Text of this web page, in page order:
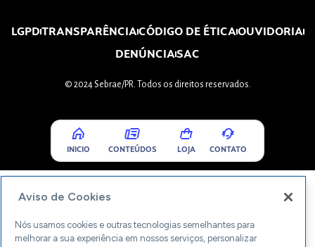
LGPDTRANSPARÊNCIACÓDIGO DE ÉTICAOUVIDORIA
DENÚNCIASAC
© 2024 Sebrae/PR. Todos os direitos reservados.
INICIO CONTEÚDOS LOJA CONTATO
Aviso de Cookies
Nós usamos cookies e outras tecnologias semelhantes para
melhorar a sua experiência em nossos serviços, personalizar